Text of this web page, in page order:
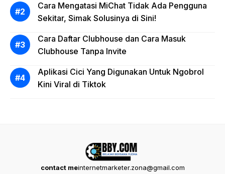
Cara Mengatasi MiChat Tidak Ada Pengguna
Sekitar, Simak Solusinya di Sini!
Cara Daftar Clubhouse dan Cara Masuk
Clubhouse Tanpa Invite
Aplikasi Cici Yang Digunakan Untuk Ngobrol
Kini Viral di Tiktok
contact meinternetmarketer.zona@gmail.com